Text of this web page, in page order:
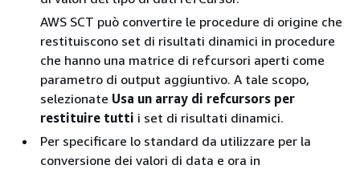
AWS SCT può convertire le procedure di origine che
restituiscono set di risultati dinamici in procedure
che hanno una matrice di refcursori aperti come
parametro di output aggiuntivo. A tale scopo,
selezionate Usa un array di refcursors per
restituire tutti i set di risultati dinamici.
Per specificare lo standard da utilizzare per la
conversione dei valori di data e ora in